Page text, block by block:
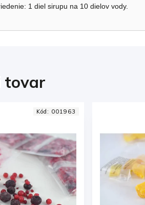
1 diel sirupu na 10 dielov vody.
tovar